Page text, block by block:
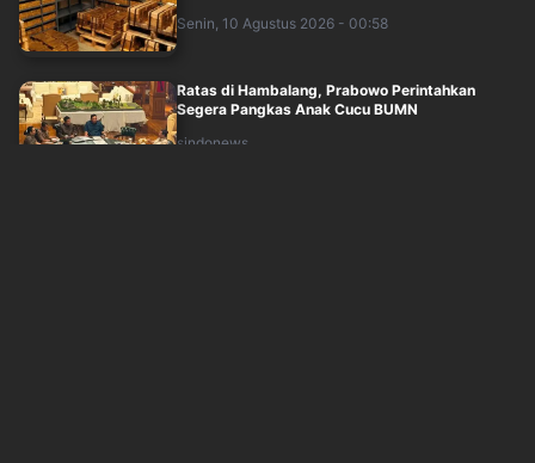
Senin, 10 Agustus 2026 - 00:58
Ratas di Hambalang, Prabowo Perintahkan
Segera Pangkas Anak Cucu BUMN
sindonews